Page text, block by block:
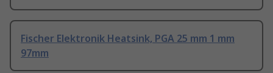
Fischer Elektronik Heatsink, PGA 25 mm 1 mm
97mm